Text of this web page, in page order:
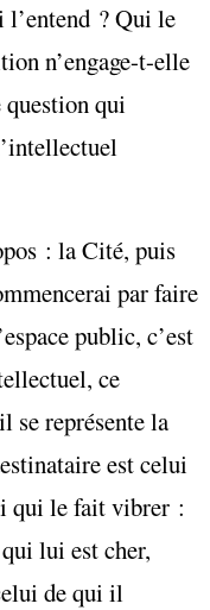
l’entend ? Qui le
n’engage-t-elle
question qui
: la Cité, puis
par faire
public, c’est
ce
se représente la
est celui
qui le fait vibrer :
lui est cher,
de qui il